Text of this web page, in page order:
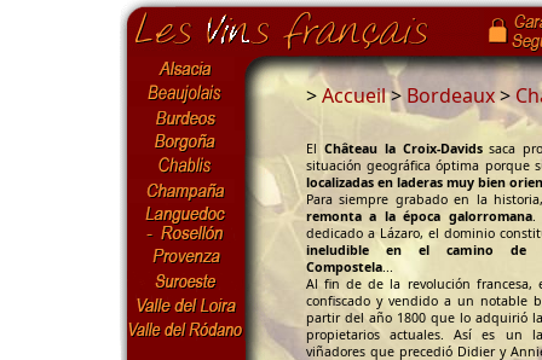
>Accueil>Bordeaux>
El Château la Croix-Davidssaca
situación geográfica óptima porque
localizadas en laderas muy bien
Para siempre grabado en la
remonta a la época galorromana.
dedicado a Lázaro, el dominio
ineludible en el camino de
Compostela...
Al fin de de la revolución francesa,
confiscado y vendido a un notable
partir del año 1800 que lo adquirió
propietarios actuales. Así es un
viñadores que precedió Didier y